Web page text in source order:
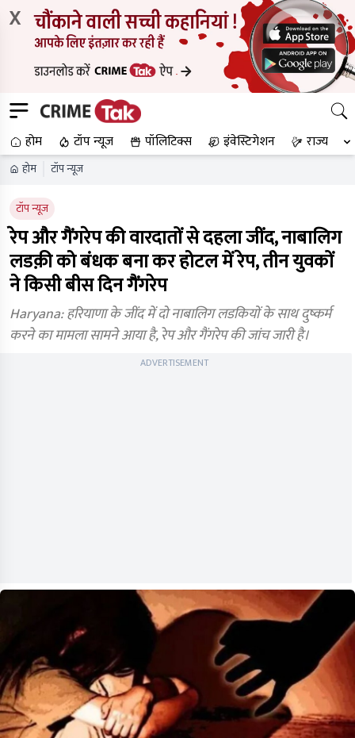
X
होम टॉप न्यूज पॉलिटिक्स इंवेस्टिगेशन राज्य
होम टॉप न्यूज
टॉप न्यूज
रेप और गैंगरेप की वारदातों से दहला जींद, नाबालिग
लडक़ी को बंधक बना कर होटल में रेप, तीन युवकों
ने किसी बीस दिन गैंगरेप
Haryana: हरियाणा के जींद में दो नाबालिग लडकियों के साथ दुष्कर्म
करने का मामला सामने आया है, रेप और गैंगरेप की जांच जारी है।
ADVERTISEMENT